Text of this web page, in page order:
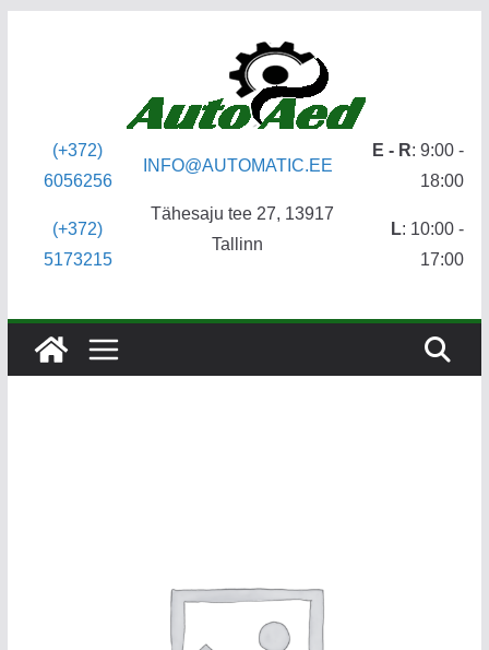
(+372)
6056256
(+372)
5173215
INFO@AUTOMATIC.EE
Tähesaju tee 27, 13917
Tallinn
E - R: 9:00 -
18:00
L: 10:00 -
17:00